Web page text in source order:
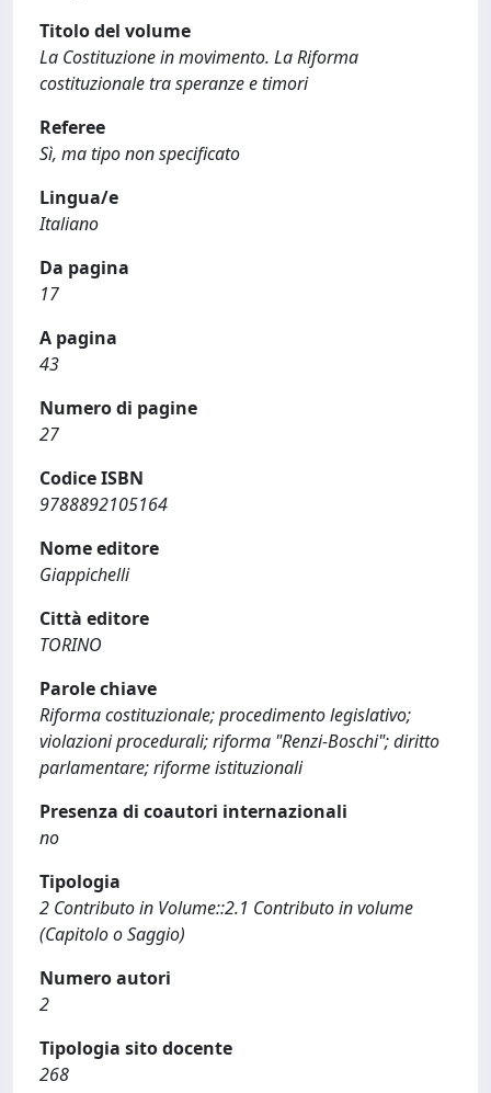
Titolo del volume
La Costituzione in movimento. La Riforma
costituzionale tra speranze e timori
Referee
Sì, ma tipo non specificato
Lingua/e
Italiano
Da pagina
17
A pagina
43
Numero di pagine
27
Codice ISBN
9788892105164
Nome editore
Giappichelli
Città editore
TORINO
Parole chiave
Riforma costituzionale; procedimento legislativo;
violazioni procedurali; riforma "Renzi-Boschi"; diritto
parlamentare; riforme istituzionali
Presenza di coautori internazionali
no
Tipologia
2 Contributo in Volume::2.1 Contributo in volume
(Capitolo o Saggio)
Numero autori
2
Tipologia sito docente
268